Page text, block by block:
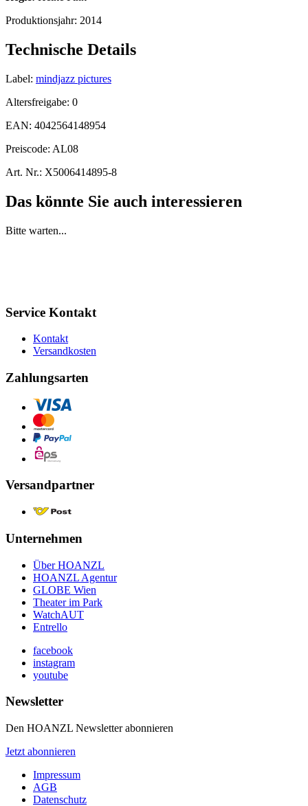
Produktionsjahr: 2014
Technische Details
Label: mindjazz pictures
Altersfreigabe: 0
EAN: 4042564148954
Preiscode: AL08
Art. Nr.: X5006414895-8
Das könnte Sie auch interessieren
Bitte warten...
Service Kontakt
Kontakt
Versandkosten
Zahlungsarten
Versandpartner
Unternehmen
Über HOANZL
HOANZL Agentur
GLOBE Wien
Theater im Park
WatchAUT
Entrello
facebook
instagram
youtube
Newsletter
Den HOANZL Newsletter abonnieren
Jetzt abonnieren
Impressum
AGB
Datenschutz